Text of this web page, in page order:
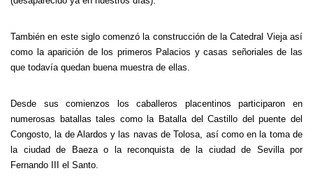
También en este siglo comenzó la construcción de la Catedral Vieja así
como la aparición de los primeros Palacios y casas señoriales de las
que todavía quedan buena muestra de ellas.
Desde sus comienzos los caballeros placentinos participaron en
numerosas batallas tales como la Batalla del Castillo del puente del
Congosto, la de Alardos y las navas de Tolosa, así como en la toma de
la ciudad de Baeza o la reconquista de la ciudad de Sevilla por
Fernando III el Santo.